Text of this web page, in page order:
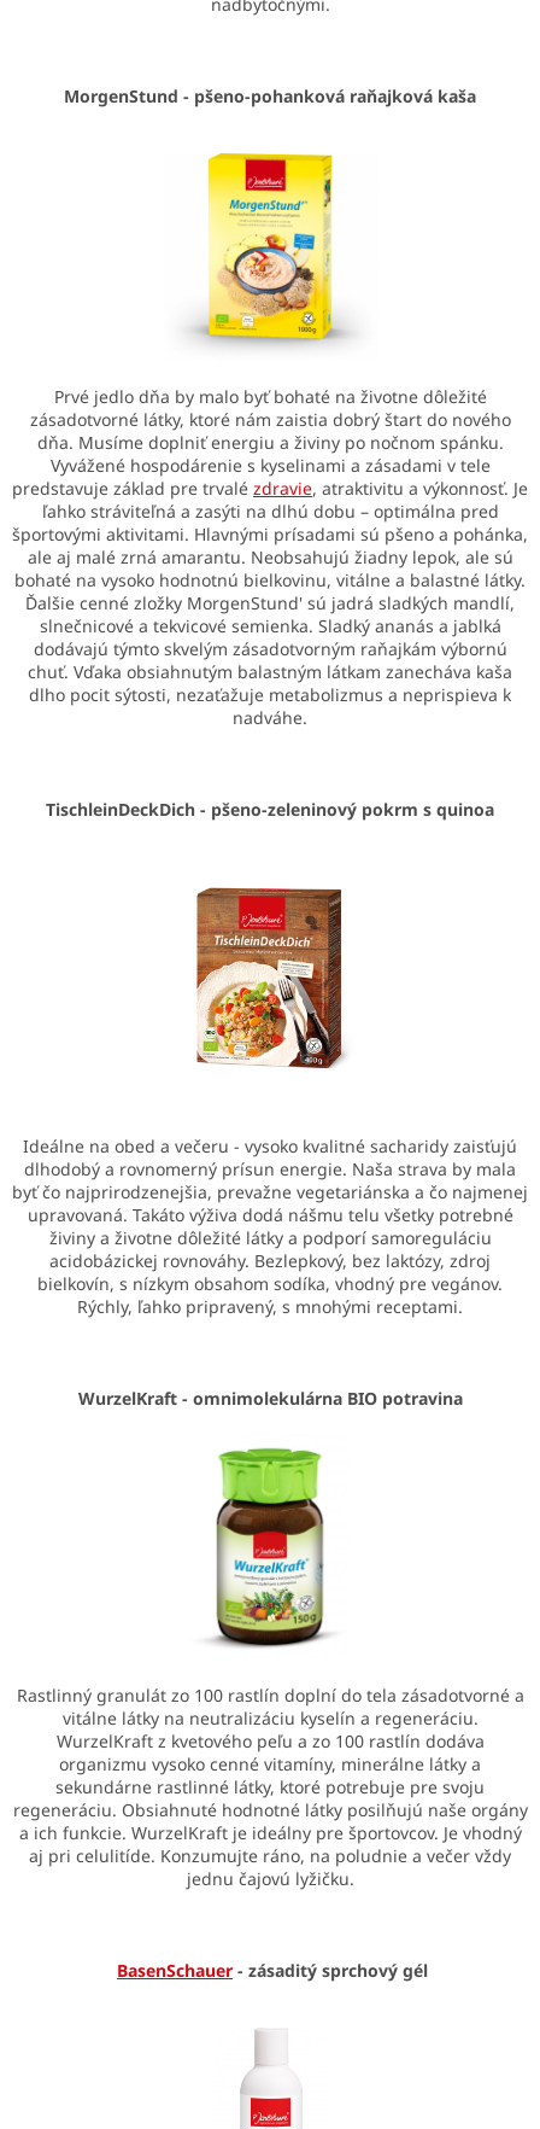
MorgenStund - pšeno-pohanková raňajková kaša
Prvé jedlo dňa by malo byť bohaté na životne dôležité
zásadotvorné látky, ktoré nám zaistia dobrý štart do nového
dňa. Musíme doplniť energiu a živiny po nočnom spánku.
Vyvážené hospodárenie s kyselinami a zásadami v tele
predstavuje základ pre trvalé zdravie, atraktivitu a výkonnosť. Je
ľahko stráviteľná a zasýti na dlhú dobu – optimálna pred
športovými aktivitami. Hlavnými prísadami sú pšeno a pohánka,
ale aj malé zrná amarantu. Neobsahujú žiadny lepok, ale sú
bohaté na vysoko hodnotnú bielkovinu, vitálne a balastné látky.
Ďalšie cenné zložky MorgenStund' sú jadrá sladkých mandlí,
slnečnicové a tekvicové semienka. Sladký ananás a jablká
dodávajú týmto skvelým zásadotvorným raňajkám výbornú
chuť. Vďaka obsiahnutým balastným látkam zanecháva kaša
dlho pocit sýtosti, nezaťažuje metabolizmus a neprispieva k
nadváhe.
TischleinDeckDich - pšeno-zeleninový pokrm s quinoa
Ideálne na obed a večeru - vysoko kvalitné sacharidy zaisťujú
dlhodobý a rovnomerný prísun energie. Naša strava by mala
byť čo najprirodzenejšia, prevažne vegetariánska a čo najmenej
upravovaná. Takáto výživa dodá nášmu telu všetky potrebné
živiny a životne dôležité látky a podporí samoreguláciu
acidobázickej rovnováhy. Bezlepkový, bez laktózy, zdroj
bielkovín, s nízkym obsahom sodíka, vhodný pre vegánov.
Rýchly, ľahko pripravený, s mnohými receptami.
WurzelKraft - omnimolekulárna BIO potravina
Rastlinný granulát zo 100 rastlín doplní do tela zásadotvorné a
vitálne látky na neutralizáciu kyselín a regeneráciu.
WurzelKraft z kvetového peľu a zo 100 rastlín dodáva
organizmu vysoko cenné vitamíny, minerálne látky a
sekundárne rastlinné látky, ktoré potrebuje pre svoju
regeneráciu. Obsiahnuté hodnotné látky posilňujú naše orgány
a ich funkcie. WurzelKraft je ideálny pre športovcov. Je vhodný
aj pri celulitíde. Konzumujte ráno, na poludnie a večer vždy
jednu čajovú lyžičku.
BasenSchauer - zásaditý sprchový gél